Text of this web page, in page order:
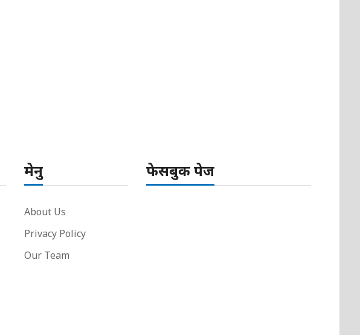
मेनु
About Us
Privacy Policy
Our Team
फेसबुक पेज